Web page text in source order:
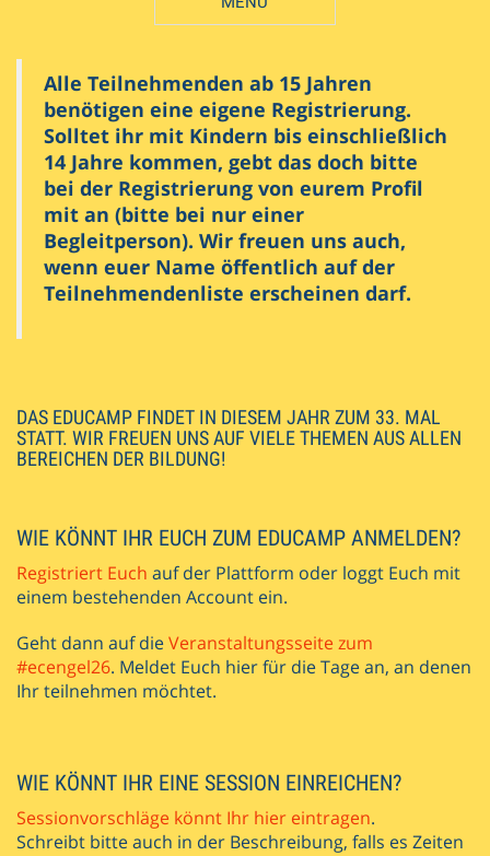
Registrieren
BESCHREIBUNG
Alle Teilnehmenden ab 15 Jahren
benötigen eine eigene Registrierung.
Solltet ihr mit Kindern bis einschließlich
14 Jahre kommen, gebt das doch bitte
bei der Registrierung von eurem Profil
mit an (bitte bei nur einer
Begleitperson). Wir freuen uns auch,
wenn euer Name öffentlich auf der
Teilnehmendenliste erscheinen darf.
DAS EDUCAMP FINDET IN DIESEM JAHR ZUM 33. MAL
STATT. WIR FREUEN UNS AUF VIELE THEMEN AUS ALLEN
BEREICHEN DER BILDUNG!
WIE KÖNNT IHR EUCH ZUM EDUCAMP ANMELDEN?
Registriert Euch auf der Plattform oder loggt Euch mit
einem bestehenden Account ein.
Geht dann auf dieVeranstaltungsseite zum
#ecengel26. Meldet Euch hier für die Tage an, an denen
Ihr teilnehmen möchtet.
WIE KÖNNT IHR EINE SESSION EINREICHEN?
Sessionvorschläge könnt Ihr hier eintragen.
Schreibt bitte auch in der Beschreibung, falls es Zeiten